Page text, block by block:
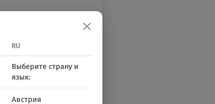
RU
Выберите страну и
язык:
Австрия